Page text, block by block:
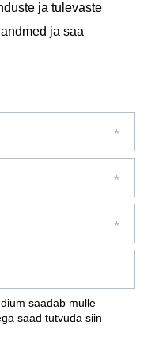
ja tulevaste
ja saa
saadab mulle
saad tutvuda siin